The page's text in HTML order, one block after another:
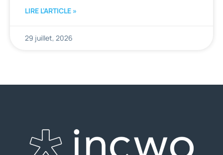
LIRE L'ARTICLE »
29 juillet, 2026